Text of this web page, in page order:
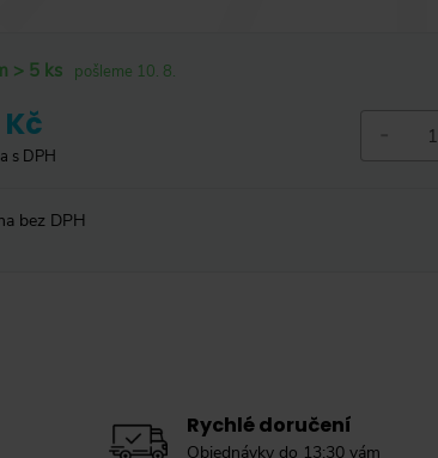
> 5 ks pošleme 10. 8.
Kč
s DPH
bez DPH
Rychlé doručení
Objednávky do 13:30 vám